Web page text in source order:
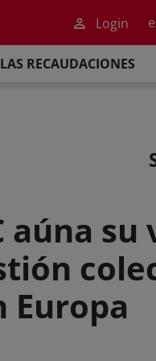
Login
RECAUDACIONES
aúna su
Europa